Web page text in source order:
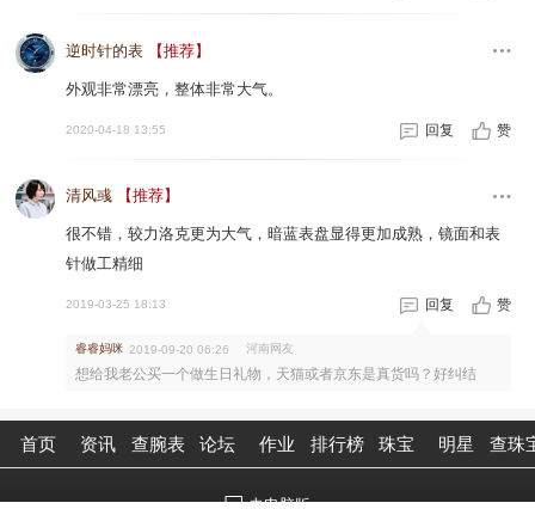
逆时针的表 【推荐】
外观非常漂亮，整体非常大气。
2020-04-18 13:55 回复 赞
清风彧 【推荐】
很不错，较力洛克更为大气，暗蓝表盘显得更加成熟，镜面和表
针做工精细
2019-03-25 18:13 回复 赞
睿睿妈咪 2019-09-20 06:26 河南网友
想给我老公买一个做生日礼物，天猫或者京东是真货吗？好纠结
首页 资讯 查腕表 论坛 作业 排行榜 珠宝 明星 查珠
去电脑版